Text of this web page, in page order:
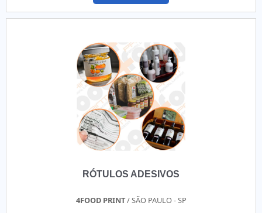
temática é venda de etiquetas adesivas, com a melhor mão
de obra da 4Food Print o cliente obterá assertividade e
RÓTULOS ADESIVOS
4FOOD PRINT/ SÃO PAULO - SP